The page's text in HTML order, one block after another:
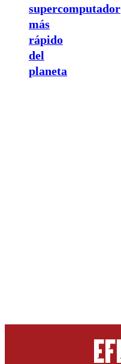
supercomputador
más
rápido
del
planeta